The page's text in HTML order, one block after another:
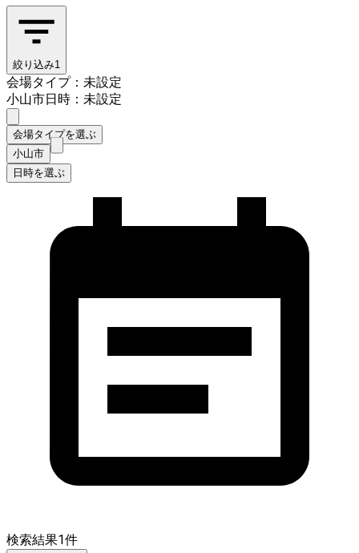
絞り込み1
会場タイプ：未設定
小山市日時：未設定
会場タイプを選ぶ
小山市
日時を選ぶ
検索結果1件